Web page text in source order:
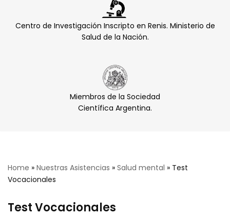
Centro de Investigación Inscripto en Renis. Ministerio de
Salud de la Nación.
Miembros de la Sociedad
Científica Argentina.
Home » Nuestras Asistencias » Salud mental » Test
Vocacionales
Test Vocacionales